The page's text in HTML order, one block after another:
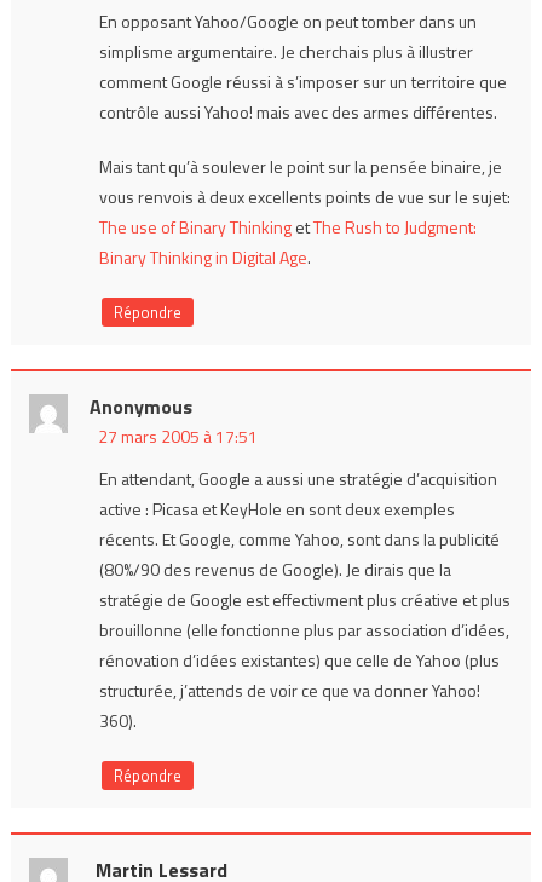
En opposant Yahoo/Google on peut tomber dans un
simplisme argumentaire. Je cherchais plus à illustrer
comment Google réussi à s’imposer sur un territoire que
contrôle aussi Yahoo! mais avec des armes différentes.
Mais tant qu’à soulever le point sur la pensée binaire, je
vous renvois à deux excellents points de vue sur le sujet:
The use of Binary ThinkingetThe Rush to Judgment:
Binary Thinking in Digital Age.
Répondre
Anonymous
27 mars 2005 à 17:51
En attendant, Google a aussi une stratégie d’acquisition
active : Picasa et KeyHole en sont deux exemples
récents. Et Google, comme Yahoo, sont dans la publicité
(80%/90 des revenus de Google). Je dirais que la
stratégie de Google est effectivment plus créative et plus
brouillonne (elle fonctionne plus par association d’idées,
rénovation d’idées existantes) que celle de Yahoo (plus
structurée, j’attends de voir ce que va donner Yahoo!
360).
Répondre
Martin Lessard